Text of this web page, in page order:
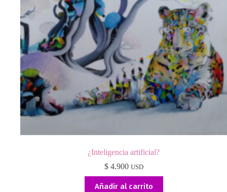
¿Inteligencia artificial?
$4.900 USD
Añadir al carrito